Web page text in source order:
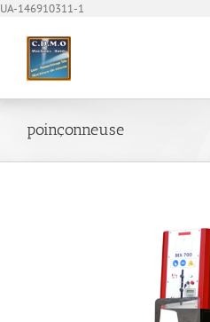
UA-146910311-1
poinçonneuse